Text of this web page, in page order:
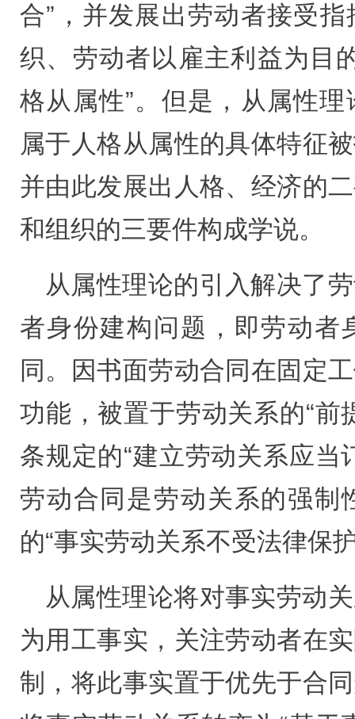
合”，并发展出劳动者接受
织、劳动者以雇主利益为目
格从属性”。但是，从属性
属于人格从属性的具体特征
并由此发展出人格、经济的
和组织的三要件构成学说。
从属性理论的引入解决了
者身份建构问题，即劳动者
同。因书面劳动合同在固定
功能，被置于劳动关系的“前
条规定的“建立劳动关系应当
劳动合同是劳动关系的强制
的“事实劳动关系不受法律保
从属性理论将对事实劳动
为用工事实，关注劳动者在
制，将此事实置于优先于合